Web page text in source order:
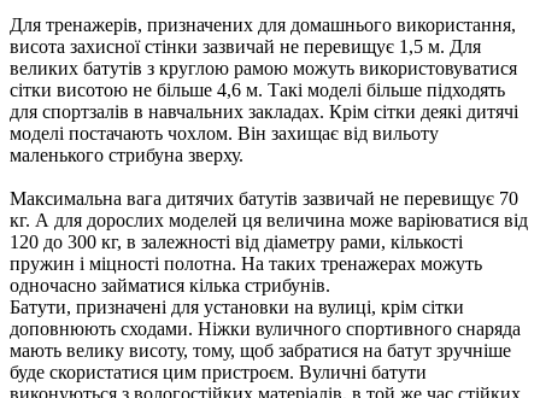
Для тренажерів, призначених для домашнього використання,
висота захисної стінки зазвичай не перевищує 1,5 м. Для
великих батутів з круглою рамою можуть використовуватися
сітки висотою не більше 4,6 м. Такі моделі більше підходять
для спортзалів в навчальних закладах. Крім сітки деякі дитячі
моделі постачають чохлом. Він захищає від вильоту
маленького стрибуна зверху.
Максимальна вага дитячих батутів зазвичай не перевищує 70
кг. А для дорослих моделей ця величина може варіюватися від
120 до 300 кг, в залежності від діаметру рами, кількості
пружин і міцності полотна. На таких тренажерах можуть
одночасно займатися кілька стрибунів.
Батути, призначені для установки на вулиці, крім сітки
доповнюють сходами. Ніжки вуличного спортивного снаряда
мають велику висоту, тому, щоб забратися на батут зручніше
буде скористатися цим пристроєм. Вуличні батути